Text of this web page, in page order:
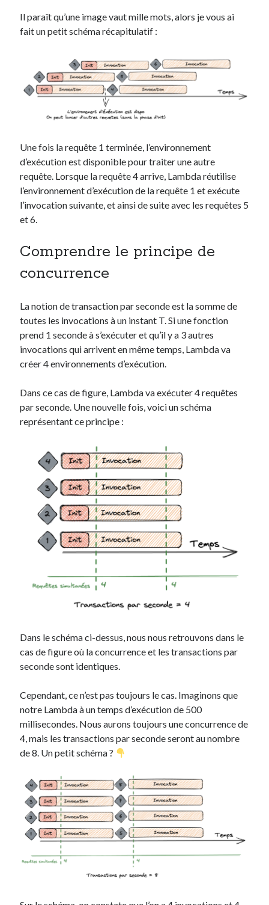
Il paraît qu’une image vaut mille mots, alors je vous ai
fait un petit schéma récapitulatif :
Une fois la requête 1 terminée, l’environnement
d’exécution est disponible pour traiter une autre
requête. Lorsque la requête 4 arrive, Lambda réutilise
l’environnement d’exécution de la requête 1 et exécute
l’invocation suivante, et ainsi de suite avec les requêtes 5
et 6.
Comprendre le principe de
concurrence
La notion de transaction par seconde est la somme de
toutes les invocations à un instant T. Si une fonction
prend 1 seconde à s’exécuter et qu’il y a 3 autres
invocations qui arrivent en même temps, Lambda va
créer 4 environnements d’exécution.
Dans ce cas de figure, Lambda va exécuter 4 requêtes
par seconde. Une nouvelle fois, voici un schéma
représentant ce principe :
Dans le schéma ci-dessus, nous nous retrouvons dans le
cas de figure où la concurrence et les transactions par
seconde sont identiques.
Cependant, ce n’est pas toujours le cas. Imaginons que
notre Lambda à un temps d’exécution de 500
millisecondes. Nous aurons toujours une concurrence de
4, mais les transactions par seconde seront au nombre
de 8. Un petit schéma ?